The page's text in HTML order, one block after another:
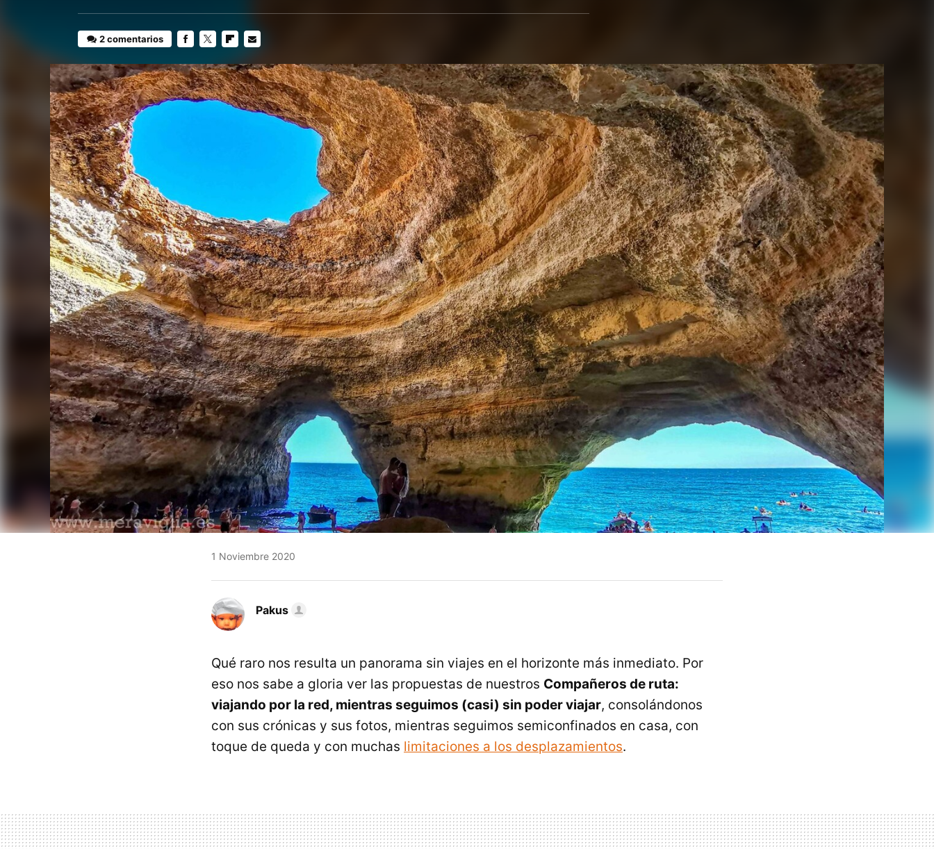
2 comentarios
MAIL
1 Noviembre 2020
Pakus
Qué raro nos resulta un panorama sin viajes en el horizonte más inmediato. Por
eso nos sabe a gloria ver las propuestas de nuestros Compañeros de ruta:
viajando por la red, mientras seguimos (casi) sin poder viajar, consolándonos
con sus crónicas y sus fotos, mientras seguimos semiconfinados en casa, con
toque de queda y con muchas limitaciones a los desplazamientos.